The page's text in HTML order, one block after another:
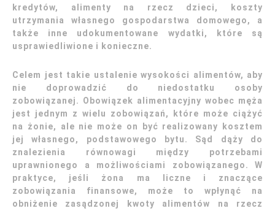
kredytów, alimenty na rzecz dzieci, koszty
utrzymania własnego gospodarstwa domowego, a
także inne udokumentowane wydatki, które są
usprawiedliwione i konieczne.
Celem jest takie ustalenie wysokości alimentów, aby
nie doprowadzić do niedostatku osoby
zobowiązanej. Obowiązek alimentacyjny wobec męża
jest jednym z wielu zobowiązań, które może ciążyć
na żonie, ale nie może on być realizowany kosztem
jej własnego, podstawowego bytu. Sąd dąży do
znalezienia równowagi między potrzebami
uprawnionego a możliwościami zobowiązanego. W
praktyce, jeśli żona ma liczne i znaczące
zobowiązania finansowe, może to wpłynąć na
obniżenie zasądzonej kwoty alimentów na rzecz